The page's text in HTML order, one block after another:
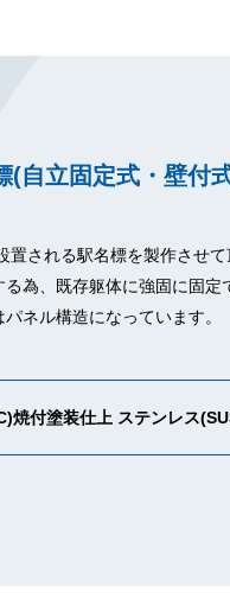
(自立固定式・壁付
置される駅名標を製作させて
為、既存躯体に強固に固定
ネル構造になっています。
焼付塗装仕上 ステンレス